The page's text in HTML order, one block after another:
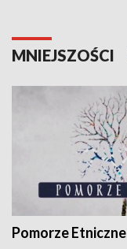
MNIEJSZOŚCI
Pomorze Etniczne